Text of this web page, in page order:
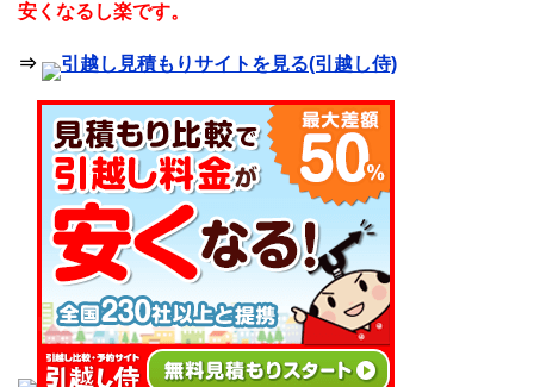
安くなるし楽です。
⇒ 引越し見積もりサイトを見る(引越し侍)